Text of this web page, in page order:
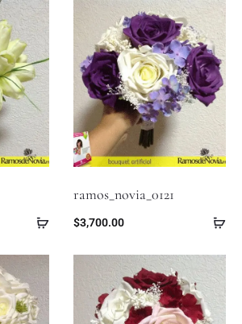
ramos_novia_0121
$3,700.00